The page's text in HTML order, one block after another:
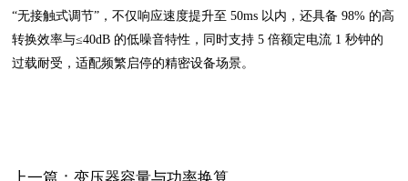
“无接触式调节”，不仅响应速度提升至 50ms 以内，还具备 98% 的高
转换效率与≤40dB 的低噪音特性，同时支持 5 倍额定电流 1 秒钟的
过载耐受，适配频繁启停的精密设备场景。